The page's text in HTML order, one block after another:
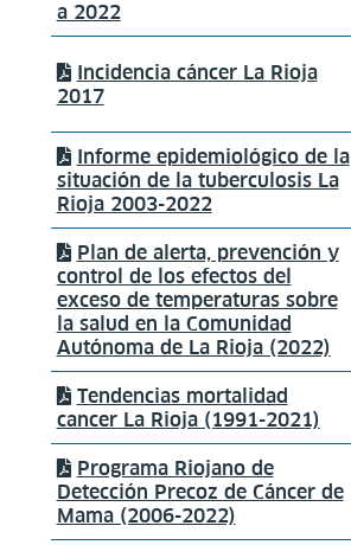
a 2022
Incidencia cáncer La Rioja
2017
Informe epidemiológico de la
situación de la tuberculosis La
Rioja 2003-2022
Plan de alerta, prevención y
control de los efectos del
exceso de temperaturas sobre
la salud en la Comunidad
Autónoma de La Rioja (2022)
Tendencias mortalidad
cancer La Rioja (1991-2021)
Programa Riojano de
Detección Precoz de Cáncer de
Mama (2006-2022)